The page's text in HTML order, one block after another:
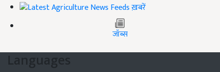
ख़बरें
जॉब्स
Languages